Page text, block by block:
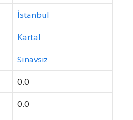
İstanbul
Kartal
Sınavsız
0.0
0.0